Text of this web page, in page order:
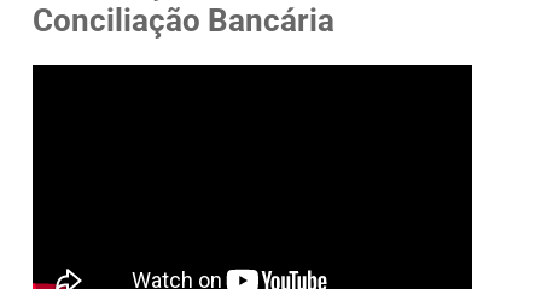
Conciliação Bancária